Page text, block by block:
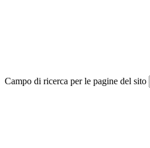
Campo di ricerca per le pagine del sito